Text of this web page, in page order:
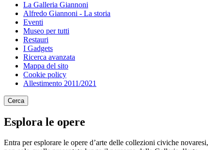
La Galleria Giannoni
Alfredo Giannoni - La storia
Eventi
Museo per tutti
Restauri
I Gadgets
Ricerca avanzata
Mappa del sito
Cookie policy
Allestimento 2011/2021
Cerca
Esplora le opere
Entra per esplorare le opere d’arte delle collezioni civiche novaresi,